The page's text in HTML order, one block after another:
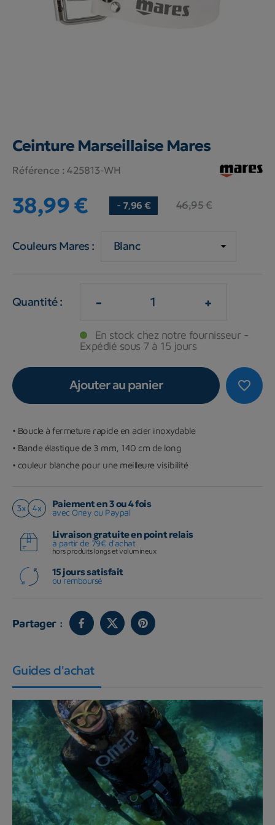
Ceinture Marseillaise Mares
Référence : 425813-WH
38,99 € - 7,96 € 46,95 €
Couleurs Mares :
Quantité : - +
En stock chez notre fournisseur -
Expédié sous 7 à 15 jours
favorite_border
Ajouter au panier
• Boucle à fermeture rapide en acier inoxydable
• Bande élastique de 3 mm, 140 cm de long
• couleur blanche pour une meilleure visibilité
Paiement en 3 ou 4 fois
avec Oney ou Paypal
Livraison gratuite en point relais
à partir de 79€ d'achat
hors produits longs et volumineux
15 jours satisfait
ou remboursé
Partager :
Guides d'achat